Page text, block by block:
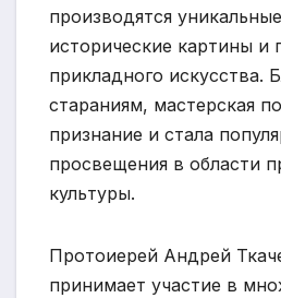
производятся
исторические картины и
прикладного искусства.
стараниям, мастерская
признание и стала
просвещения в области
культуры.
Протоиерей Андрей
принимает участие в